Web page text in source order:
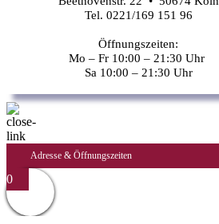
Tel. 0221/169 151 96
Öffnungszeiten:
Mo – Fr 10:00 – 21:30 Uhr
Sa 10:00 – 21:30 Uhr
Adresse & Öffnungszeiten
0